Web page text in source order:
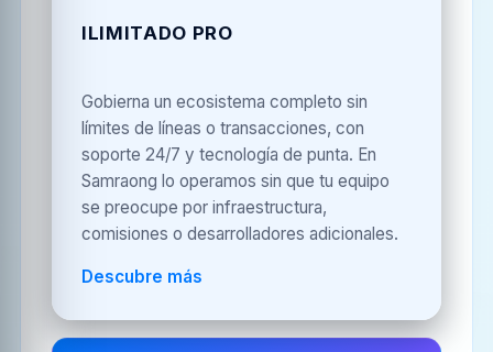
ILIMITADO PRO
Gobierna un ecosistema completo sin
límites de líneas o transacciones, con
soporte 24/7 y tecnología de punta. En
Samraong lo operamos sin que tu equipo
se preocupe por infraestructura,
comisiones o desarrolladores adicionales.
Descubre más